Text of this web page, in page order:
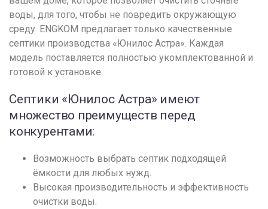
воды, для того, чтобы не повредить окружающую
среду. ENGKOM предлагает только качественные
септики производства «Юнилос Астра». Каждая
модель поставляется полностью укомплектованной и
готовой к установке.
Септики «Юнилос Астра» имеют
множество преимуществ перед
конкурентами:
Возможность выбрать септик подходящей
ёмкости для любых нужд.
Высокая производительность и эффективность
очистки воды.